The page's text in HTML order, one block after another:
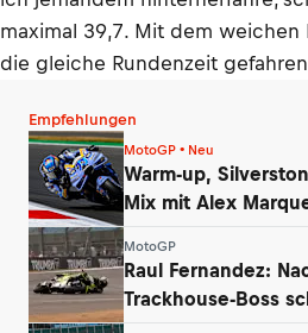
maximal 39,7. Mit dem weichen
die gleiche Rundenzeit
Empfehlungen
MotoGP • Neu
Warm-up,
Mix mit Alex
MotoGP
Raul Fernandez:
Trackhouse-Boss